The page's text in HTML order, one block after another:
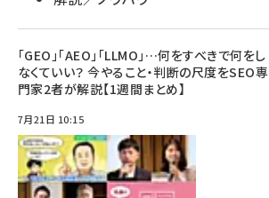
「GEO」「AEO」「LLMO」…何をすべきで何をし
なくていい？ 今やること・判断の尺度をSEO専
門家2者が解説【1週間まとめ】
7月21日 10:15